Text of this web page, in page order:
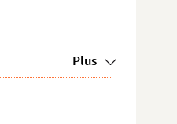
Plus